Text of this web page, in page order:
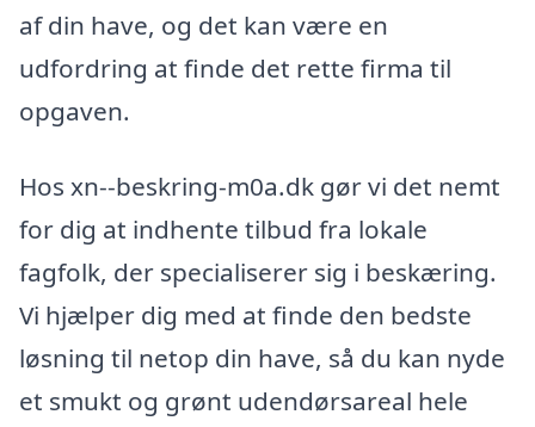
af din have, og det kan være en
udfordring at finde det rette firma til
opgaven.
Hos xn--beskring-m0a.dk gør vi det nemt
for dig at indhente tilbud fra lokale
fagfolk, der specialiserer sig i beskæring.
Vi hjælper dig med at finde den bedste
løsning til netop din have, så du kan nyde
et smukt og grønt udendørsareal hele